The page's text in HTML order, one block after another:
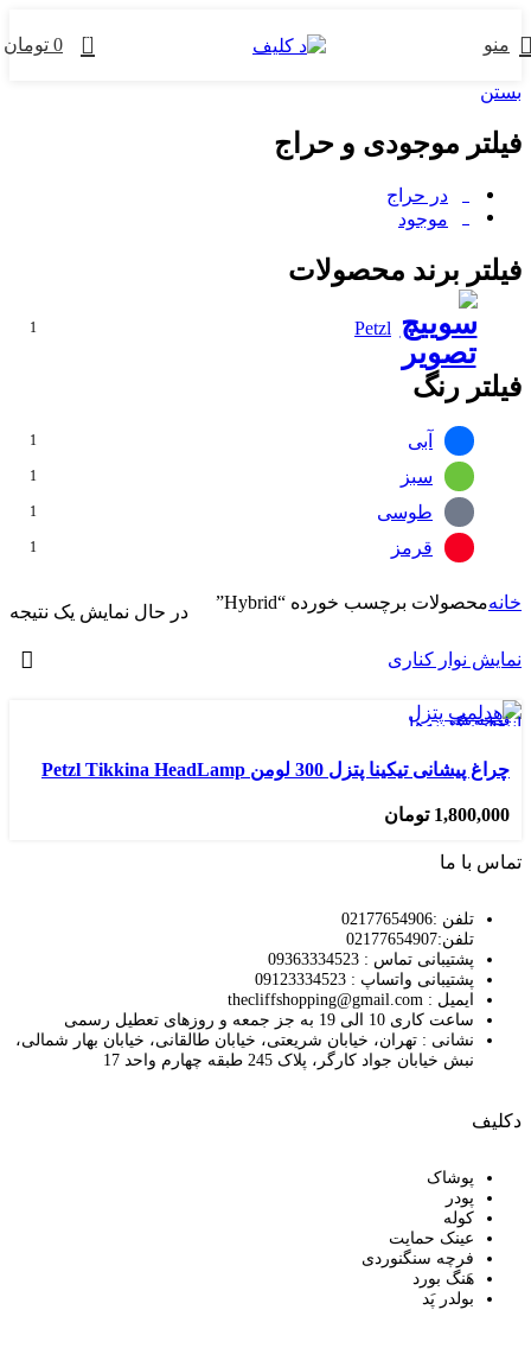
منو 0
0 تومان
بستن
فیلتر موجودی و حراج
در حراج
موجود
فیلتر برند محصولات
Petzl
1
فیلتر رنگ
آبی 1
سبز 1
طوسی 1
قرمز 1
خانهمحصولات برچسب خورده “Hybrid” در حال نمایش یک نتیجه
نمایش نوار کناری
فروخته شده
انتخاب گزینه‌ها
چراغ پیشانی تیکینا پتزل 300 لومن Petzl Tikkina HeadLamp
1,800,000 تومان
تماس با ما
تلفن :02177654906
تلفن:02177654907
پشتیبانی تماس : 09363334523
پشتیبانی واتساپ : 09123334523
ايميل : thecliffshopping@gmail.com
ساعت کاری 10 الی 19 به جز جمعه و روزهای تعطیل رسمی
نشانی : تهران، خیابان شریعتی، خیابان طالقانی، خیابان بهار شمالی،
نبش خیابان جواد کارگر، پلاک 245 طبقه چهارم واحد 17
دکلیف​
پوشاک
پودر
کوله
عینک حمایت
فرچه سنگنوردی
هَنگ بورد
بولدر پَد